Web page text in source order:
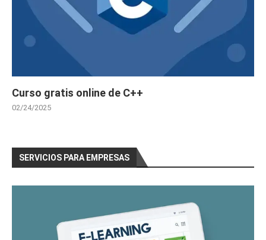
Curso gratis online de C++
02/24/2025
SERVICIOS PARA EMPRESAS